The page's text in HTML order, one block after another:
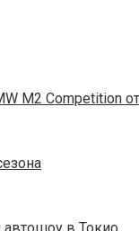
M2 Competition